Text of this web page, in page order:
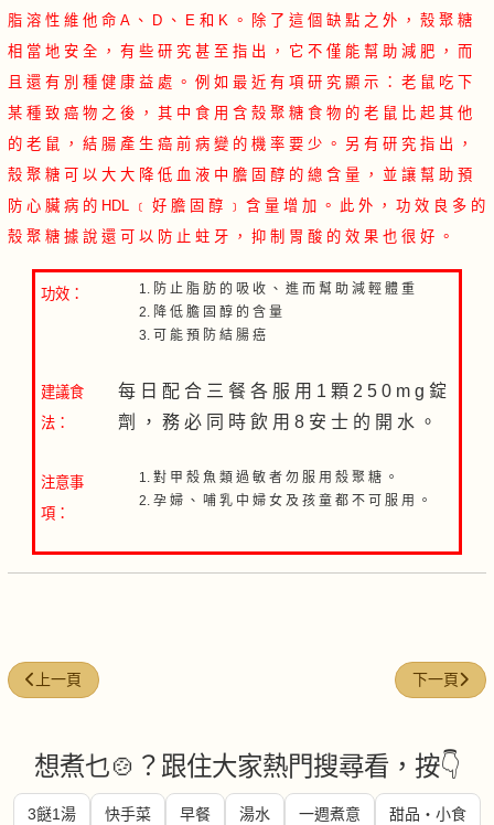
脂 溶 性 維 他 命 A 、 D 、 E 和 K 。 除 了 這 個 缺 點 之 外 ， 殼 聚 糖
相 當 地 安 全 ， 有 些 研 究 甚 至 指 出 ， 它 不 僅 能 幫 助 減 肥 ， 而
且 還 有 別 種 健 康 益 處 。 例 如 最 近 有 項 研 究 顯 示 ： 老 鼠 吃 下
某 種 致 癌 物 之 後 ， 其 中 食 用 含 殼 聚 糖 食 物 的 老 鼠 比 起 其 他
的 老 鼠 ， 結 腸 產 生 癌 前 病 變 的 機 率 要 少 。 另 有 研 究 指 出 ，
殼 聚 糖 可 以 大 大 降 低 血 液 中 膽 固 醇 的 總 含 量 ， 並 讓 幫 助 預
防 心 臟 病 的 HDL ﹝ 好 膽 固 醇 ﹞ 含 量 增 加 。 此 外 ， 功 效 良 多 的
殼 聚 糖 據 說 還 可 以 防 止 蛀 牙 ， 抑 制 胃 酸 的 效 果 也 很 好 。
功效：
防 止 脂 肪 的 吸 收 、 進 而 幫 助 減 輕 體 重
降 低 膽 固 醇 的 含 量
可 能 預 防 結 腸 癌
建議食
法：
每 日 配 合 三 餐 各 服 用 1 顆 2 5 0 m g 錠
劑 ， 務 必 同 時 飲 用 8 安 士 的 開 水 。
注意事
項：
對 甲 殼 魚 類 過 敏 者 勿 服 用 殼 聚 糖 。
孕 婦 、 哺 乳 中 婦 女 及 孩 童 都 不 可 服 用 。
上一篇文章: 酵素-Q10(Coenzyme-Q10)
上一頁 下一篇文
下一頁
想煮乜🍲？跟住大家熱門搜尋看，按👇
3餸1湯 快手菜 早餐 湯水 一週煮意 甜品・小食